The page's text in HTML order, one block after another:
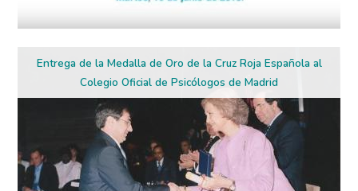
Entrega de la Medalla de Oro de la Cruz Roja Española al
Colegio Oficial de Psicólogos de Madrid